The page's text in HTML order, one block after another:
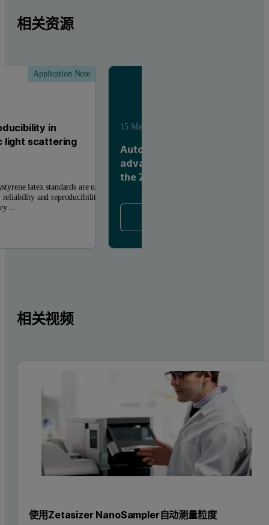
相关资源
Application Note
in
light scattering
latex standards are used
reliability and reproducibility
...
15 May 2014
Automate sample
advance formulation
the Zetasizer Nano
相关视频
使用Zetasizer NanoSampler自动测量粒度